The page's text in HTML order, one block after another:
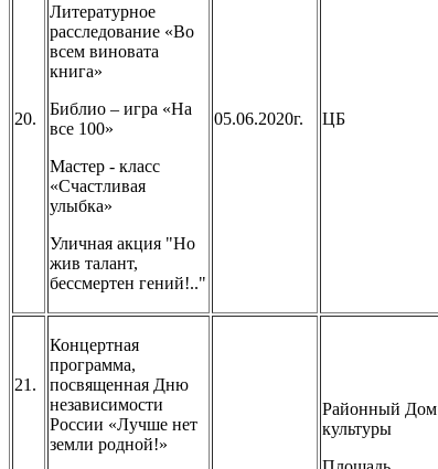
20.
Литературное
расследование «Во
всем виновата
книга»
Библио – игра «На
все 100»
Мастер - класс
«Счастливая
улыбка»
Уличная акция "Но
жив талант,
бессмертен гений!.."
05.06.2020г. ЦБ
21.
Концертная
программа,
посвященная Дню
независимости
России «Лучше нет
земли родной!»
Районный Дом
культуры